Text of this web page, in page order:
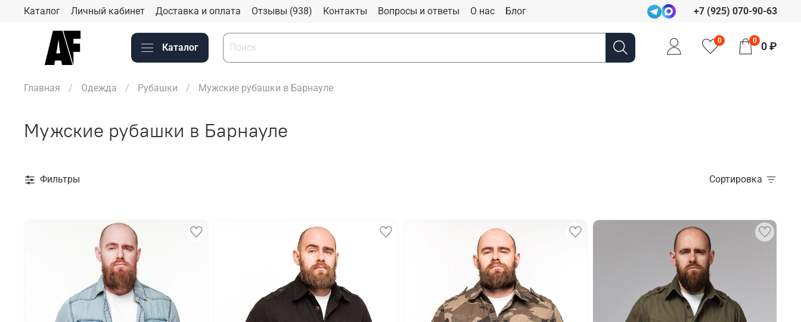
Каталог Личный кабинет Доставка и оплата Отзывы (938) Контакты Вопросы и ответы О нас Блог +7 (925) 070-90-63
Каталог
0 0 0 ₽
Главная Одежда Рубашки Мужские рубашки в Барнауле
Мужские рубашки в Барнауле
Фильтры Сортировка